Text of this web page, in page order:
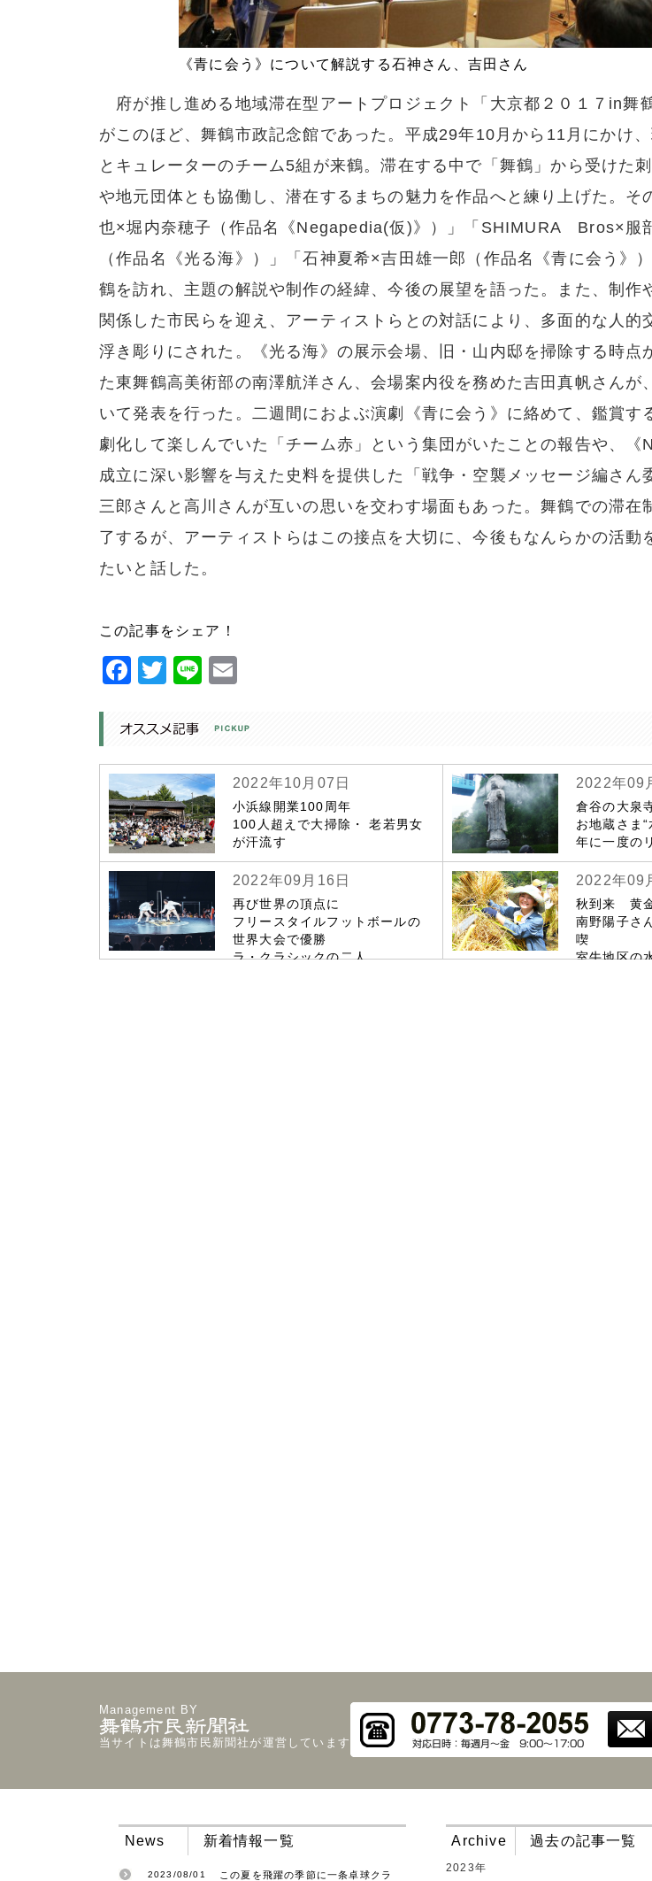
《青に会う》について解説する石神さん、吉田さん
府が推し進める地域滞在型アートプロジェクト「大京都２０１７in舞
がこのほど、舞鶴市政記念館であった。平成29年10月から11月にかけ
とキュレーターのチーム5組が来鶴。滞在する中で「舞鶴」から受けた
や地元団体とも協働し、潜在するまちの魅力を作品へと練り上げた。そ
也×堀内奈穂子（作品名《Negapedia(仮)》）」「SHIMURA Bros×服
（作品名《光る海》）」「石神夏希×吉田雄一郎（作品名《青に会う》
鶴を訪れ、主題の解説や制作の経緯、今後の展望を語った。また、制作
関係した市民らを迎え、アーティストらとの対話により、多面的な人的
浮き彫りにされた。《光る海》の展示会場、旧・山内邸を掃除する時点
た東舞鶴高美術部の南澤航洋さん、会場案内役を務めた吉田真帆さんが
いて発表を行った。二週間におよぶ演劇《青に会う》に絡めて、鑑賞す
劇化して楽しんでいた「チーム赤」という集団がいたことの報告や、《
成立に深い影響を与えた史料を提供した「戦争・空襲メッセージ編さん
三郎さんと高川さんが互いの思いを交わす場面もあった。舞鶴での滞在
了するが、アーティストらはこの接点を大切に、今後もなんらかの活動
たいと話した。
この記事をシェア！
Facebook
Twitter
Line
2022年10月07日
小浜線開業100周年
100人超えで大掃除・ 老若男女
が汗流す
2022年09
倉谷の大泉
お地蔵さま“
年に一度の
2022年09月16日
再び世界の頂点に
フリースタイルフットボールの
世界大会で優勝
ラ・クラシックの二人
2022年09
秋到来 黄
南野陽子さ
喫
室牛地区の
Management BY
当サイトは舞鶴市民新聞社が運営しています
News 新着情報一覧
2023/08/01 この夏を飛躍の季節に一条卓球クラ
Archive 過去の記事一覧
2023年